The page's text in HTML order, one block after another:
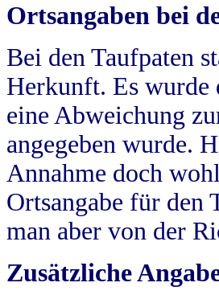
Ortsangaben bei
Bei den Taufpaten
Herkunft. Es wurde
eine Abweichung
angegeben wurde.
Annahme doch
Ortsangabe für den
man aber von der
Zusätzliche